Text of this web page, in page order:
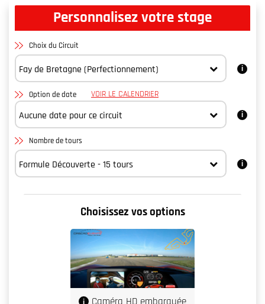
Personnalisez votre stage
Choix du Circuit
Option de date VOIR LE CALENDRIER
Nombre de tours
Choisissez vos options